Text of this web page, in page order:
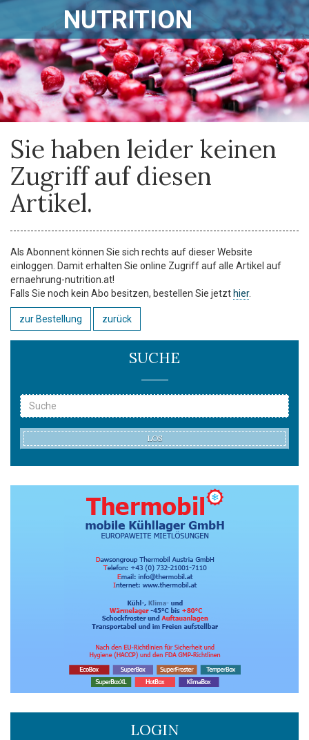
NUTRITION
Sie haben leider keinen
Zugriff auf diesen
Artikel.
Als Abonnent können Sie sich rechts auf dieser Website
einloggen. Damit erhalten Sie online Zugriff auf alle Artikel auf
ernaehrung-nutrition.at!
Falls Sie noch kein Abo besitzen, bestellen Sie jetzt hier.
zur Bestellung zurück
SUCHE
LOS
LOGIN